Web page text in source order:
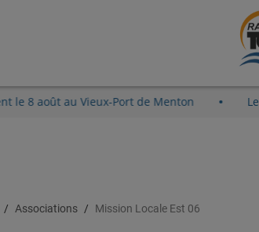
reviennent le 8 août au Vieux-Port de Menton
Associations Mission Locale Est 06